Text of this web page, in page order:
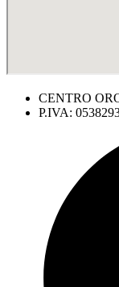
CENTRO
P.IVA: